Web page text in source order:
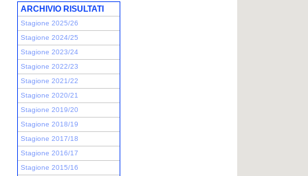
ARCHIVIO RISULTATI
Stagione 2025/26
Stagione 2024/25
Stagione 2023/24
Stagione 2022/23
Stagione 2021/22
Stagione 2020/21
Stagione 2019/20
Stagione 2018/19
Stagione 2017/18
Stagione 2016/17
Stagione 2015/16